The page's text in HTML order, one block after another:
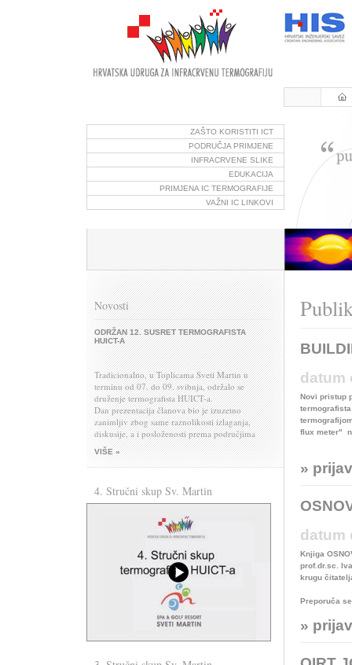
ZAŠTO KORISTITI ICT
PODRUČJA PRIMJENE
INFRACRVENE SLIKE
EDUKACIJA
PRIMJENA IC TERMOGRAFIJE
VAŽNI IC LINKOVI
Novosti
ODRŽAN 12. SUSRET TERMOGRAFISTA
HUICT-A
Tradicionalno, u Toplicama Sveti Martin u
terminu od 07. do 09. svibnja, održalo se
druženje termografista HUICT-a.
Dan prezentacija članova bio je izuzetno
zanimljiv zbog same raznolikosti izlaganja,
diskusije, a i posloženosti prema područjima
primjene.
I da se opet tradicija poštuje, naš donatorski član
omogućivši tako zajedničko druženje
okupljenih članova HUICT-a do dugo u noć.
VIŠE »
4. Stručni skup Sv. Martin
datum
Novi pristup
flux meter"
»
datum
Knjiga
prof.dr.sc.
krugu
Preporuča
»